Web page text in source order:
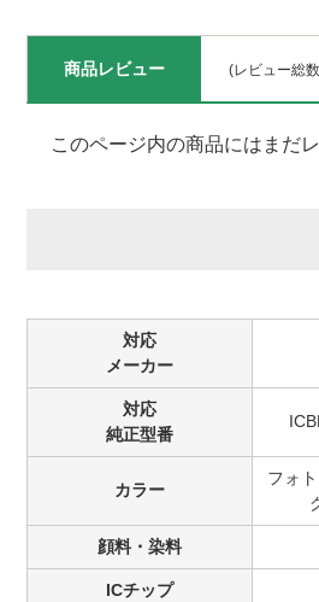
商品レビュー (レビュー総
このページ内の商品にはまだ
対応
メーカー
対応
純正型番
カラー
フォ
顔料・染料
ICチップ